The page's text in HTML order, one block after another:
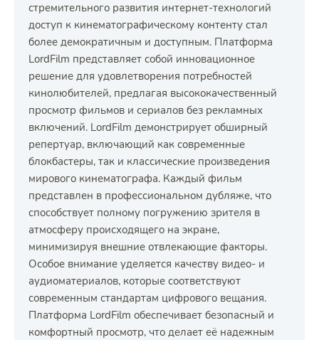
стремительного развития интернет-технологий
доступ к кинематографическому контенту стал
более демократичным и доступным. Платформа
LordFilm представляет собой инновационное
решение для удовлетворения потребностей
кинолюбителей, предлагая высококачественный
просмотр фильмов и сериалов без рекламных
включений. LordFilm демонстрирует обширный
репертуар, включающий как современные
блокбастеры, так и классические произведения
мирового кинематографа. Каждый фильм
представлен в профессиональном дубляже, что
способствует полному погружению зрителя в
атмосферу происходящего на экране,
минимизируя внешние отвлекающие факторы.
Особое внимание уделяется качеству видео- и
аудиоматериалов, которые соответствуют
современным стандартам цифрового вещания.
Платформа LordFilm обеспечивает безопасный и
комфортный просмотр, что делает её надежным